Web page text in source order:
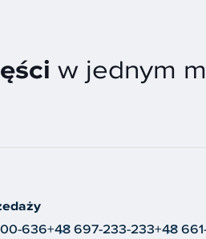
w jednym
636+48 697-233-233+48